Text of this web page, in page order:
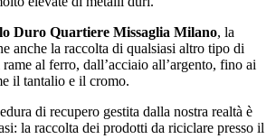
Duro Quartiere Missaglia Milano, la
anche la raccolta di qualsiasi altro tipo di
al ferro, dall’acciaio all’argento, fino ai
il tantalio e il cromo.
di recupero gestita dalla nostra realtà è
la raccolta dei prodotti da riciclare presso il